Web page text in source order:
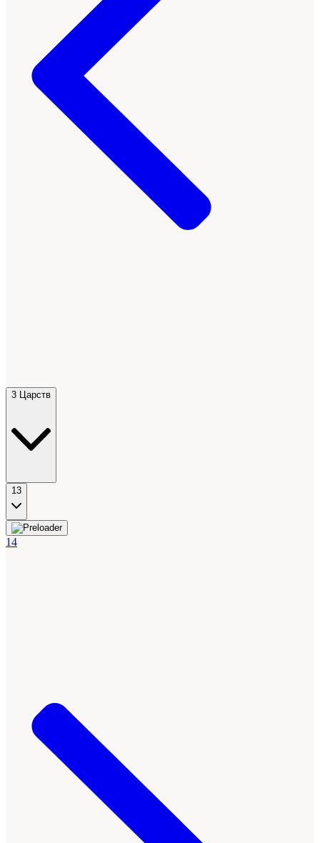
3 Царств
13
14